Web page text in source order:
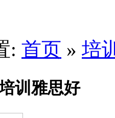
: 首页 » 培
训雅思好